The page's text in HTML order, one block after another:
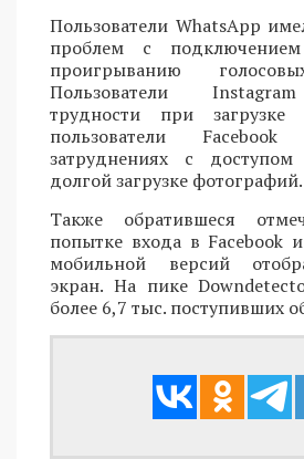
Пользователи WhatsApp
проблем с
проигрыванию
Пользователи
трудности при
пользователи
затруднениях с
долгой загрузке фотографий.
Также обратившеся
попытке входа в Facebook
мобильной версий
экран. На пике
более 6,7 тыс. поступивших